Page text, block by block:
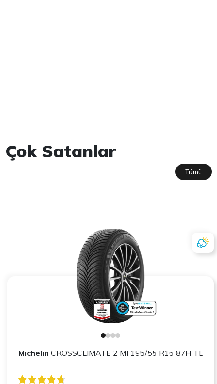
Çok Satanlar
Tümü
Michelin CROSSCLIMATE 2 MI 195/55 R16 87H TL